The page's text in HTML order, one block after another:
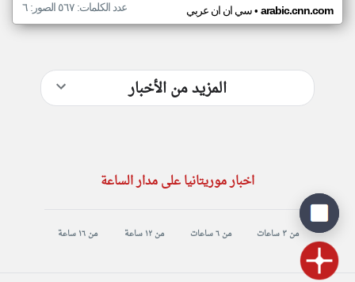
سي ان ان عربي• arabic.cnn.com عدد الكلمات: ٥٦٧ الصور: ٦
المزيد من الأخبار
اخبار موريتانيا على مدار الساعة
من ٣ ساعات من ٦ ساعات من ١٢ ساعة من ١٦ ساعة